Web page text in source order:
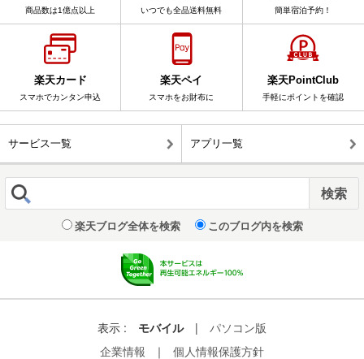
商品数は1億点以上 いつでも全品送料無料 簡単宿泊予約！
楽天カード
スマホでカンタン申込
楽天ペイ
スマホをお財布に
楽天PointClub
手軽にポイントを確認
サービス一覧 アプリ一覧
楽天ブログ全体を検索 このブログ内を検索
表示 : モバイル |
パソコン版
企業情報
｜ 個人情報保護方針